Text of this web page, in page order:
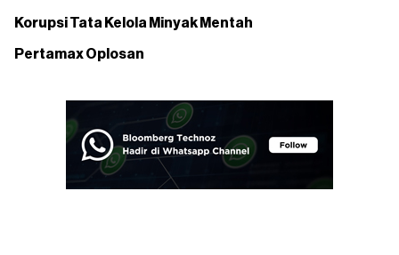
Korupsi Tata Kelola Minyak Mentah
Pertamax Oplosan